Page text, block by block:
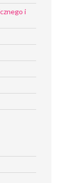
i